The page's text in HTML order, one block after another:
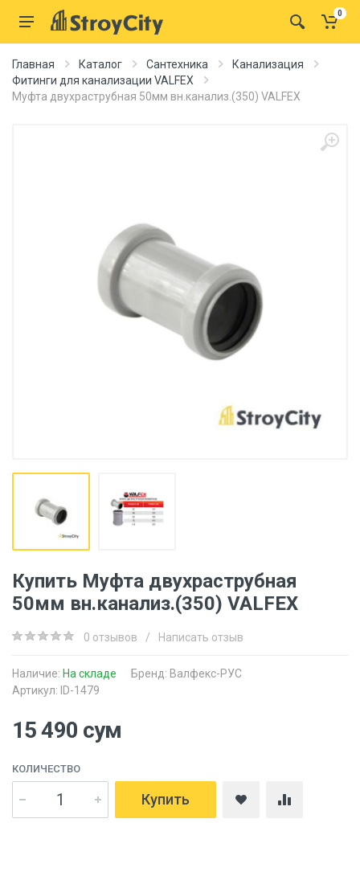
0
Главная Каталог Сантехника
Канализация
Фитинги для канализации VALFEX
Муфта двухраструбная 50мм вн.канализ.(350) VALFEX
Купить Муфта двухраструбная
50мм вн.канализ.(350) VALFEX
0 отзывов / Написать отзыв
Наличие: На складе Бренд: Валфекс-РУС
Артикул: ID-1479
15 490 сум
КОЛИЧЕСТВО
Купить